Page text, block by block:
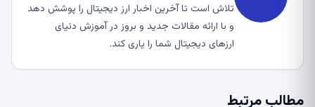
تلاش است تا آخرین اخبار ارز دیجیتال را پوشش دهد
و با ارائه مقالات جدید و بروز در آموزش دنیای
ارزهای دیجیتال شما را یاری کند.
مطالب مرتبط